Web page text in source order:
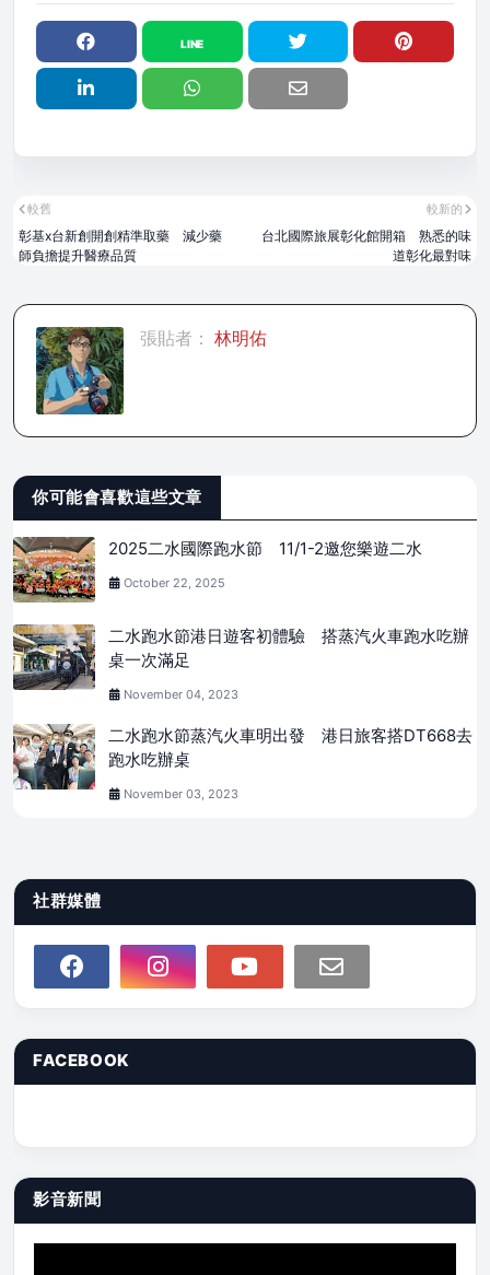
較新的
台北國際旅展彰化館開箱 熟悉的味
道彰化最對味
較舊
彰基x台新創開創精準取藥 減少藥
師負擔提升醫療品質
張貼者： 林明佑
你可能會喜歡這些文章
2025二水國際跑水節 11/1-2邀您樂遊二水
October 22, 2025
二水跑水節港日遊客初體驗 搭蒸汽火車跑水吃辦
桌一次滿足
November 04, 2023
二水跑水節蒸汽火車明出發 港日旅客搭DT668去
跑水吃辦桌
November 03, 2023
社群媒體
FACEBOOK
影音新聞